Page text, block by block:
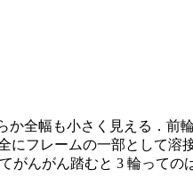
か全幅も小さく見える．前
にフレームの一部として溶
がんがん踏むと 3 輪っての